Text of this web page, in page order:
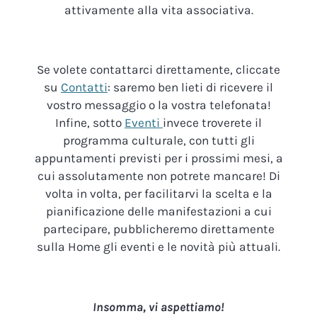
attivamente alla vita associativa.
Se volete contattarci direttamente, cliccate
su Contatti: saremo ben lieti di ricevere il
vostro messaggio o la vostra telefonata!
Infine, sotto Eventi invece troverete il
programma culturale, con tutti gli
appuntamenti previsti per i prossimi mesi, a
cui assolutamente non potrete mancare! Di
volta in volta, per facilitarvi la scelta e la
pianificazione delle manifestazioni a cui
partecipare, pubblicheremo direttamente
sulla Home gli eventi e le novità più attuali.
Insomma, vi aspettiamo!